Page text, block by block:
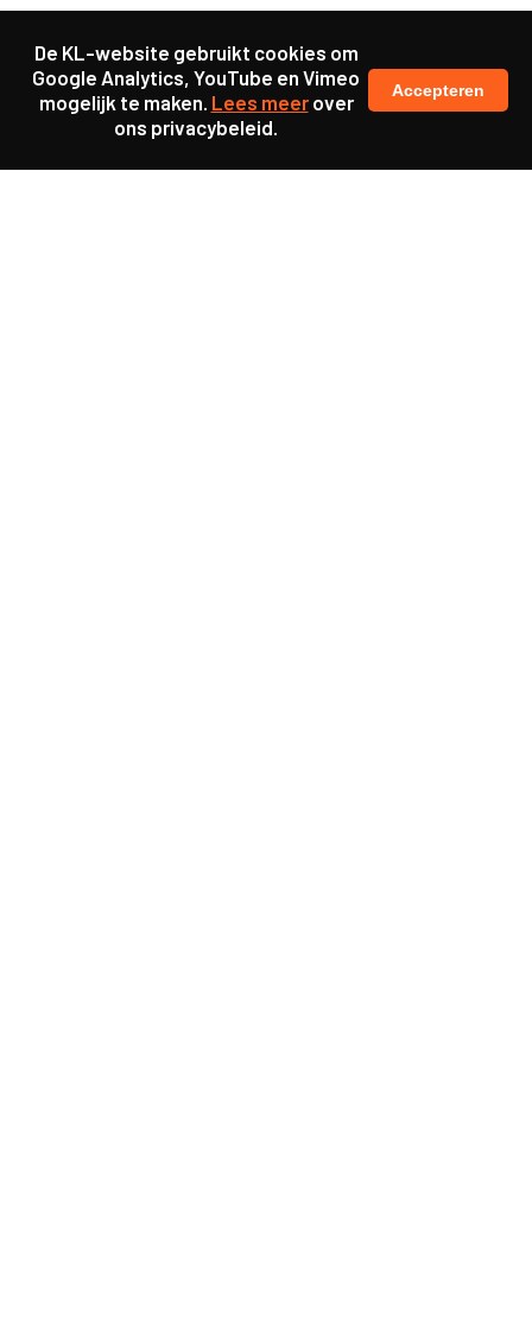
De KL-website gebruikt cookies om
Google Analytics, YouTube en Vimeo
mogelijk te maken. Lees meerover
ons privacybeleid.
Accepteren